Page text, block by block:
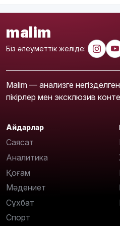
malim
Біз әлеуметтік желіде:
Malim — анализге
пікірлер мен эксклюзив
Айдарлар
Саясат
Аналитика
Қоғам
Мәдениет
Сұхбат
Спорт